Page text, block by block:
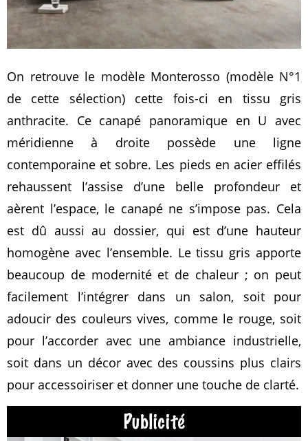
On retrouve le modèle Monterosso (modèle N°1
de cette sélection) cette fois-ci en tissu gris
anthracite. Ce canapé panoramique en U avec
méridienne à droite possède une ligne
contemporaine et sobre. Les pieds en acier effilés
rehaussent l’assise d’une belle profondeur et
aèrent l’espace, le canapé ne s’impose pas. Cela
est dû aussi au dossier, qui est d’une hauteur
homogène avec l’ensemble. Le tissu gris apporte
beaucoup de modernité et de chaleur ; on peut
facilement l’intégrer dans un salon, soit pour
adoucir des couleurs vives, comme le rouge, soit
pour l’accorder avec une ambiance industrielle,
soit dans un décor avec des coussins plus clairs
pour accessoiriser et donner une touche de clarté.